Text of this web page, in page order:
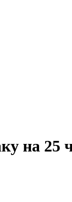
на 25